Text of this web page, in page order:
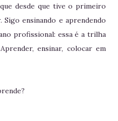
desde que tive o primeiro
ensinando e aprendendo
profissional: essa é a trilha
ensinar, colocar em